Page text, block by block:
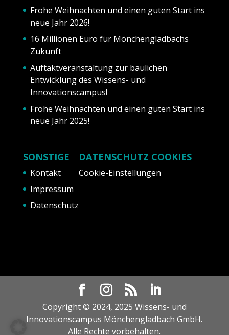
Frohe Weihnachten und einen guten Start ins
neue Jahr 2026!
16 Millionen Euro für Mönchengladbachs
Zukunft
Auftaktveranstaltung zur baulichen
Entwicklung des Wissens- und
Innovationscampus!
Frohe Weihnachten und einen guten Start ins
neue Jahr 2025!
SONSTIGE
Kontakt
Impressum
Datenschutz
DATENSCHUTZ COOKIES
Cookie-Einstellungen
Copyright © 2024, 2025 Wissens- und
Innovationscampus Mönchengladbach GmbH.
Alle Rechte vorbehalten.